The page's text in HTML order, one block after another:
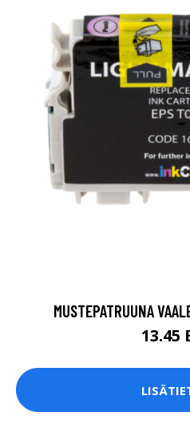
MUSTEPATRUUNA
13.45